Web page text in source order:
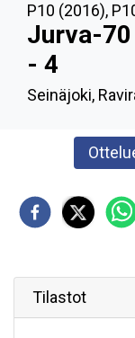
P10 (2016),
Jurva-
- 4
Seinäjoki,
Tilastot